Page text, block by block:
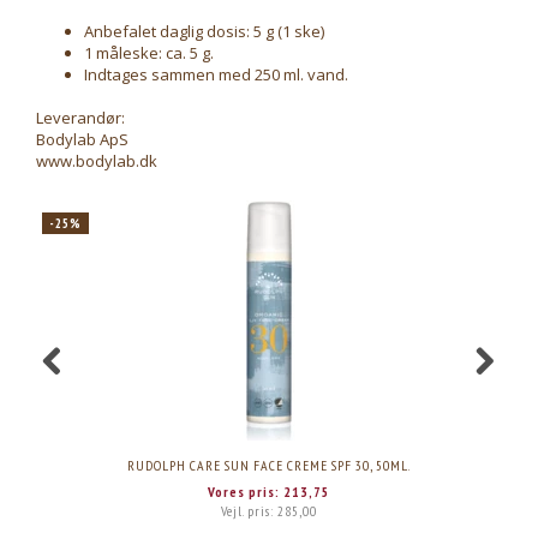
Anbefalet daglig dosis: 5 g (1 ske)
1 måleske: ca. 5 g.
Indtages sammen med 250 ml. vand.
Leverandør:
Bodylab ApS
www.bodylab.dk
-25%
RUDOLPH CARE SUN FACE CREME SPF 30, 50ML.
Vores pris: 213,75
Vejl. pris: 285,00